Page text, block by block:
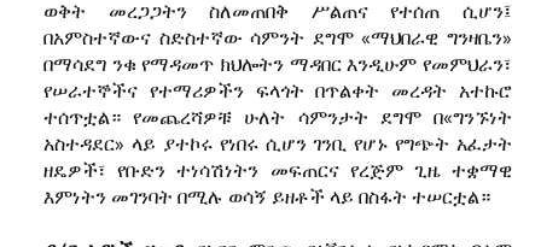
ወቅት መረጋጋትን ስለመጠበቅ ሥልጠና የተሰጠ ሲሆን፤
በአምስተኛውና ስድስተኛው ሳምንት ደግሞ «ማህበራዊ ግንዛቤን»
በማሳደግ ንቁ የማዳመጥ ክህሎትን ማዳበር እንዲሁም የመምህራን፣
የሠራተኞችና የተማሪዎችን ፍላጎት በጥልቀት መረዳት አተኩሮ
ተሰጥቷል። የመጨረሻዎቹ ሁለት ሳምንታት ደግሞ በ«ግንኙነት
አስተዳደር» ላይ ያተኮሩ የነበሩ ሲሆን ገንቢ የሆኑ የግጭት አፈታት
ዘዴዎች፣ የቡድን ተነሳሽነትን መፍጠርና የረጅም ጊዜ ተቋማዊ
እምነትን መገንባት በሚሉ ወሳኝ ይዘቶች ላይ በስፋት ተሠርቷል።